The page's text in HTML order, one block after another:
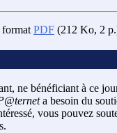
format PDF (212 Ko, 2
ne bénéficiant à ce
a besoin du
vous pouvez